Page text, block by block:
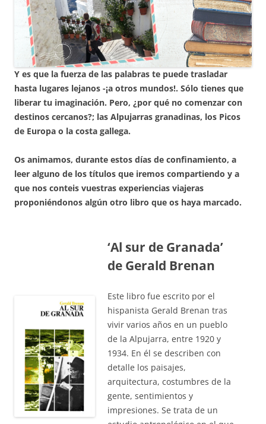
Y es que la fuerza de las palabras te puede trasladar
hasta lugares lejanos -¡a otros mundos!. Sólo tienes que
liberar tu imaginación. Pero, ¿por qué no comenzar con
destinos cercanos?; las Alpujarras granadinas, los Picos
de Europa o la costa gallega.
Os animamos, durante estos días de confinamiento, a
leer alguno de los títulos que iremos compartiendo y a
que nos conteis vuestras experiencias viajeras
proponiéndonos algún otro libro que os haya marcado.
‘Al sur de Granada’
de Gerald Brenan
Este libro fue escrito por el
hispanista Gerald Brenan tras
vivir varios años en un pueblo
de la Alpujarra, entre 1920 y
1934. En él se describen con
detalle los paisajes,
arquitectura, costumbres de la
gente, sentimientos y
impresiones. Se trata de un